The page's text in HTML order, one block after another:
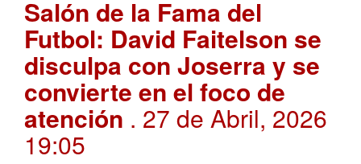
Salón de la Fama del
Futbol: David Faitelson se
disculpa con Joserra y se
convierte en el foco de
atención . 27 de Abril, 2026
19:05